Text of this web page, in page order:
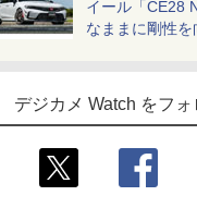
イール「CE28
なままに剛性を
デジカメ Watch をフォ